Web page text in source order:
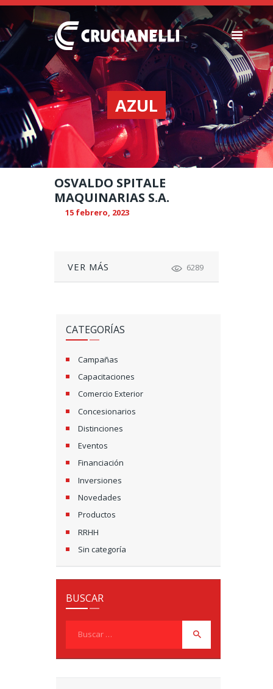
AZUL
SEMBRADORAS
FERTILIZADORAS
INSTITUCIONAL
CONCESIONARIOS
NOVEDADES
RECURSOS
CONTACTO
OSVALDO SPITALE
MAQUINARIAS S.A.
15 febrero, 2023
VER MÁS 6289
CATEGORÍAS
Campañas
Capacitaciones
Comercio Exterior
Concesionarios
Distinciones
Eventos
Financiación
Inversiones
Novedades
Productos
RRHH
Sin categoría
BUSCAR